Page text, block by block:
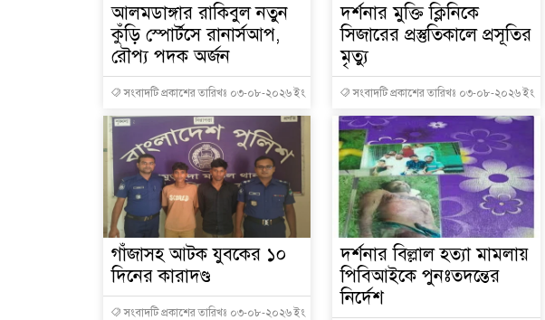
আলমডাঙ্গার রাকিবুল নতুন
কুঁড়ি স্পোর্টসে রানার্সআপ,
রৌপ্য পদক অর্জন
সংবাদটি প্রকাশের তারিখঃ ০৩-০৮-২০২৬ ইং
দর্শনার মুক্তি ক্লিনিকে
সিজারের প্রস্তুতিকালে প্রসূতির
মৃত্যু
সংবাদটি প্রকাশের তারিখঃ ০৩-০৮-২০২৬ ইং
গাঁজাসহ আটক যুবকের ১০
দিনের কারাদণ্ড
সংবাদটি প্রকাশের তারিখঃ ০৩-০৮-২০২৬ ইং
দর্শনার বিল্লাল হত্যা মামলায়
পিবিআইকে পুনঃতদন্তের
নির্দেশ